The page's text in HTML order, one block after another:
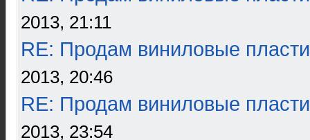
2013, 21:11
RE: Продам виниловые
2013, 20:46
RE: Продам виниловые
2013, 23:54